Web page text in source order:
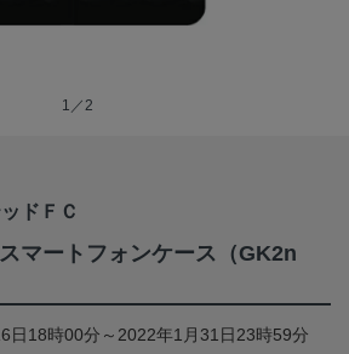
1／2
ドＦＣ
マートフォンケース（GK2n
日18時00分～2022年1月31日23時59分